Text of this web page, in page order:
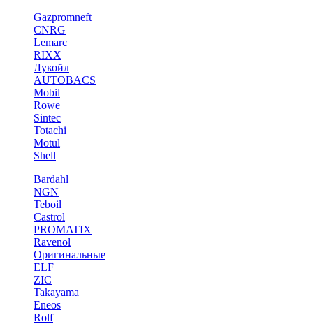
Gazpromneft
CNRG
Lemarc
RIXX
Лукойл
AUTOBACS
Mobil
Rowe
Sintec
Totachi
Motul
Shell
Bardahl
NGN
Teboil
Castrol
PROMATIX
Ravenol
Оригинальные
ELF
ZIC
Takayama
Eneos
Rolf